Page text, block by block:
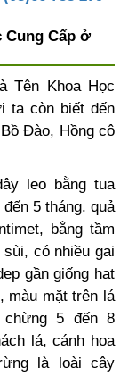
Cung Cấp ở
Tên Khoa Học
ta còn biết đến
Đào, Hồng cô
leo bằng tua
5 tháng. quả
bằng tầm
có nhiều gai
gần giống hạt
màu mặt trên lá
5 đến 8
lá, cánh hoa
là loài cây